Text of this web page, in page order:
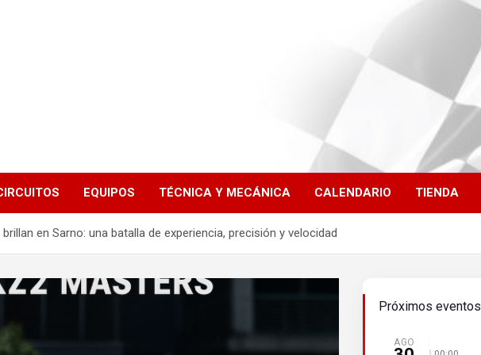
EQUIPOS TÉCNICA Y MECÁNICA CALENDARIO TIENDA
en Sarno: una batalla de experiencia, precisión y velocidad
Próximos eventos
AGO